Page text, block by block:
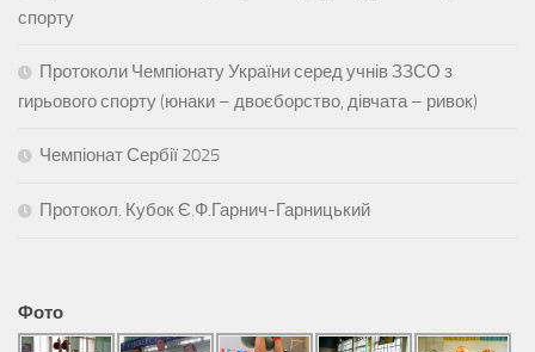
спорту
Протоколи Чемпіонату України серед учнів ЗЗСО з
гирьового спорту (юнаки – двоєборство, дівчата – ривок)
Чемпіонат Сербії 2025
Протокол. Кубок Є.Ф.Гарнич-Гарницький
Фото